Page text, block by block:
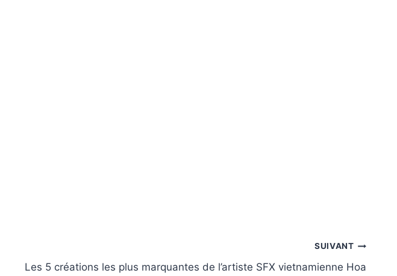
SUIVANT
Les 5 créations les plus marquantes de l’artiste SFX vietnamienne Hoa